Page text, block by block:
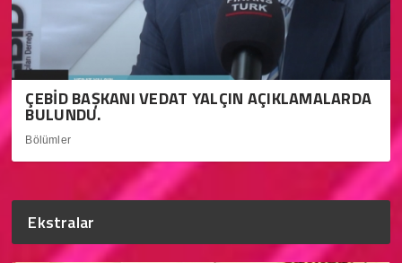
ÇEBİD BAŞKANI VEDAT YALÇIN AÇIKLAMALARDA
BULUNDU.
Bölümler
Ekstralar